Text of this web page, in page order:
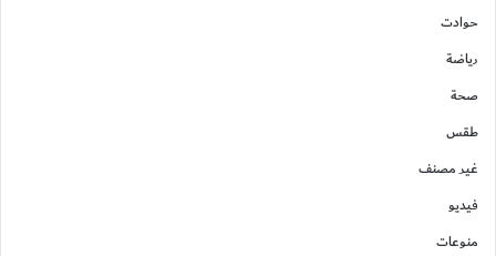
حوادت
رياضة
صحة
طقس
غير مصنف
فيديو
منوعات